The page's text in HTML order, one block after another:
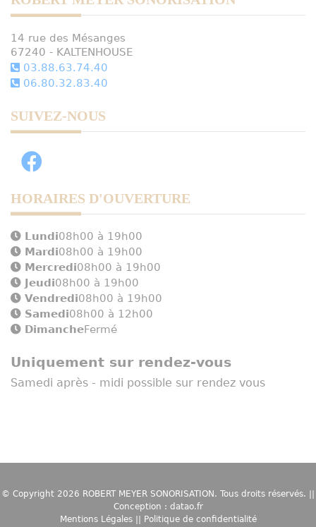
14 rue des Mésanges
67240 - KALTENHOUSE
03.88.63.74.40
06.80.32.83.40
SUIVEZ-NOUS
HORAIRES D'OUVERTURE
Lundi08h00 à 19h00
Mardi08h00 à 19h00
Mercredi08h00 à 19h00
Jeudi08h00 à 19h00
Vendredi08h00 à 19h00
Samedi08h00 à 12h00
DimancheFermé
Uniquement sur rendez-vous
Samedi après - midi possible sur rendez vous
© Copyright 2026 ROBERT MEYER SONORISATION. Tous droits réservés. ||
Conception : datao.fr
Mentions Légales|| Politique de confidentialité